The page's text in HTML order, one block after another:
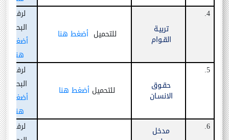
4.
تربيـة
القـوام للتحميل أضغط هنا
لرفع
البحث
أضغط
هنا
5.
حقـوق
الانسـان للتحميل أضغط هنا
لرفع
البحث
أضغط
هنا
6.
مدخل
لرفع